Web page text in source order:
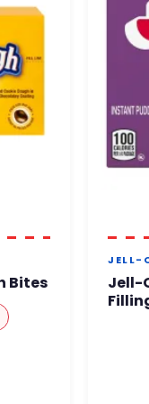
Bites
JELL-
Jell-